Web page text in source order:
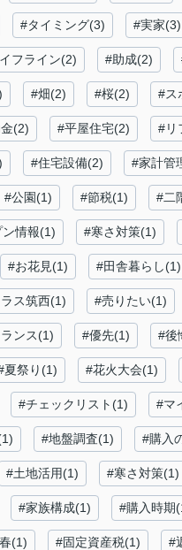
#タイミング(3) #実家(3)
フライン(2) #助成(2)
#畑(2) #桜(2) #ス
(2) #平屋住宅(2) #リ
#住宅設備(2) #家計管
#公園(1) #節税(1) #二
情報(1) #寒さ対策(1)
#お花見(1) #田舎暮らし(1)
ス筑西(1) #売りたい(1)
ンス(1) #優先(1) #後
夏祭り(1) #花火大会(1)
#チェックリスト(1) #マ
#地盤調査(1) #購入
#土地活用(1) #寒さ対策(1)
#家族構成(1) #購入時期
(1) #固定資産税(1) #